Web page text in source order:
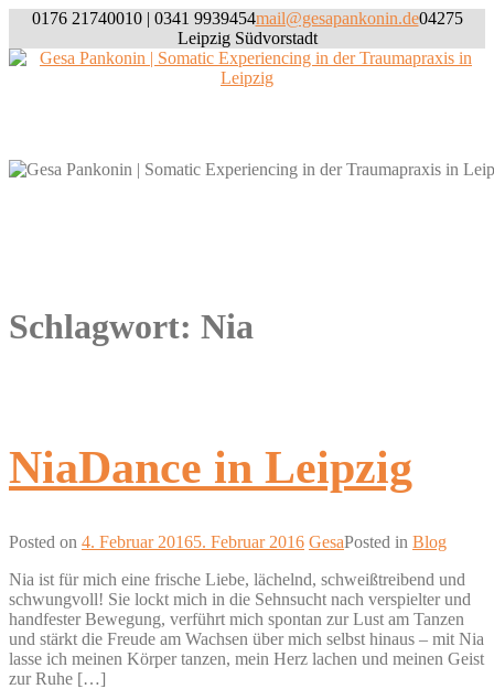
Skip
content
0176 21740010 | 0341 9939454mail@gesapankonin.de04275
Leipzig Südvorstadt
Schlagwort: Nia
NiaDance in Leipzig
Posted on 4. Februar 20165. Februar 2016 GesaPosted in Blog
Nia ist für mich eine frische Liebe, lächelnd, schweißtreibend und
schwungvoll! Sie lockt mich in die Sehnsucht nach verspielter und
handfester Bewegung, verführt mich spontan zur Lust am Tanzen
und stärkt die Freude am Wachsen über mich selbst hinaus – mit Nia
lasse ich meinen Körper tanzen, mein Herz lachen und meinen Geist
zur Ruhe […]